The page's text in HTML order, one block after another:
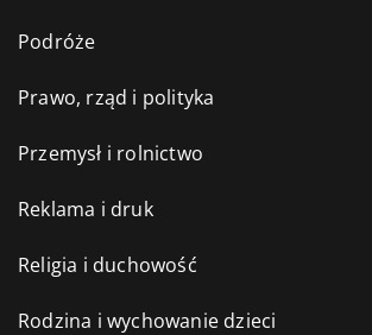
Podróże
Prawo, rząd i polityka
Przemysł i rolnictwo
Reklama i druk
Religia i duchowość
Rodzina i wychowanie dzieci